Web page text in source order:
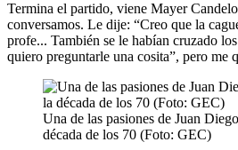
Termina el partido, viene Mayer
conversamos. Le dije: “Creo que la
profe... También se le habían cruzado
quiero preguntarle una cosita”, pero me
Una de las pasiones de Juan
década de los 70 (Foto: GEC)